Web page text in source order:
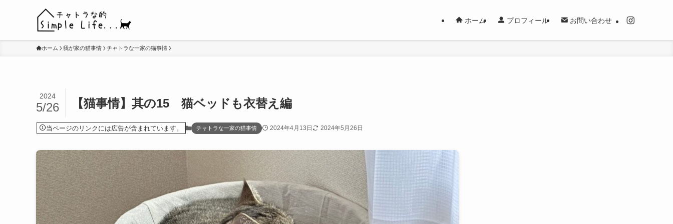
ホーム プロフィール お問い合わせ
ホーム 我が家の猫事情 チャトラな一家の猫事情
【猫事情】其の15 猫ベッドも衣替え編
2024
5/26
当ページのリンクには広告が含まれています。 チャトラな一家の猫事情 2024年4月13日 2024年5月26日